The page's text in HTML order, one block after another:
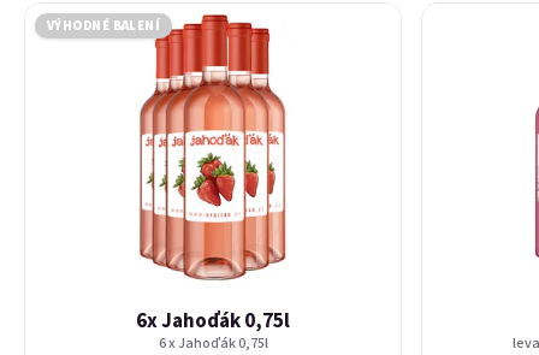
VÝHODNÉ BALENÍ
6x Jahoďák 0,75l
6 x Jahoďák 0,75l